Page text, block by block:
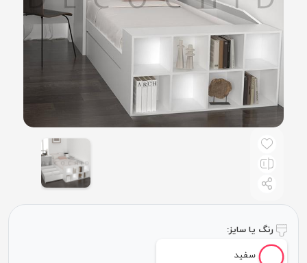
رنگ یا سایز:
سفید